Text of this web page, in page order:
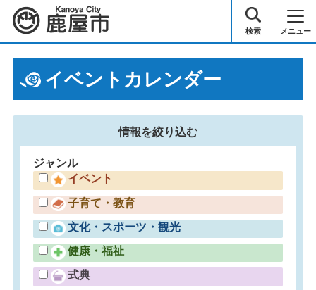
鹿屋市 検索 メニュー
イベントカレンダー
情報を絞り込む
ジャンル
イベント
子育て・教育
文化・スポーツ・観光
健康・福祉
式典